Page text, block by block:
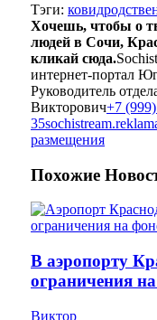
Тэги: ковид
Хочешь, чтобы о
людей в Сочи,
кликай сюда.
интернет-портал
Руководитель
Викторович+7
35
размещения
Похожие
В аэропорту
ограничения
Виктор